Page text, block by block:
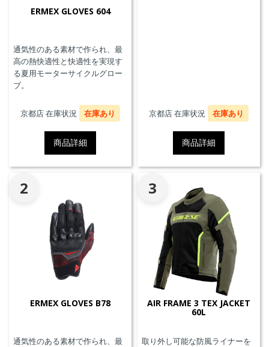
ERMEX GLOVES 604
通気性のある素材で作られ、最
高の熱快適性と快適性を実現す
る夏用モーターサイクルグロー
ブ。
京都店 在庫状況 在庫あり
商品詳細
京都店 在庫状況 在庫あり
商品詳細
2
ERMEX GLOVES B78
通気性のある素材で作られ、最
3
AIR FRAME 3 TEX JACKET
60L
取り外し可能な防風ライナーを